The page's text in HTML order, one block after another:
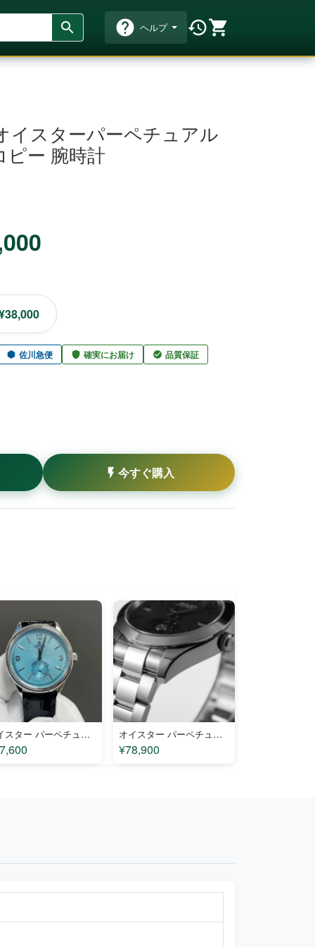
ヘルプ
イスターパーペチュアル
ピー 腕時計
佐川急便 確実にお届け 品質保証
今すぐ購入
オイスター パーペチュアル 1908LG コピー オイスター パーペチュアル 116400TU コピー
¥78,900